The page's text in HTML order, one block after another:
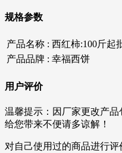
规格参数
产品名称 : 西红柿:100斤起
产品品牌 : 幸福西饼
用户评价
温馨提示： 因厂家更改产
给您带来不便请多谅解！
对自己使用过的商品进行评